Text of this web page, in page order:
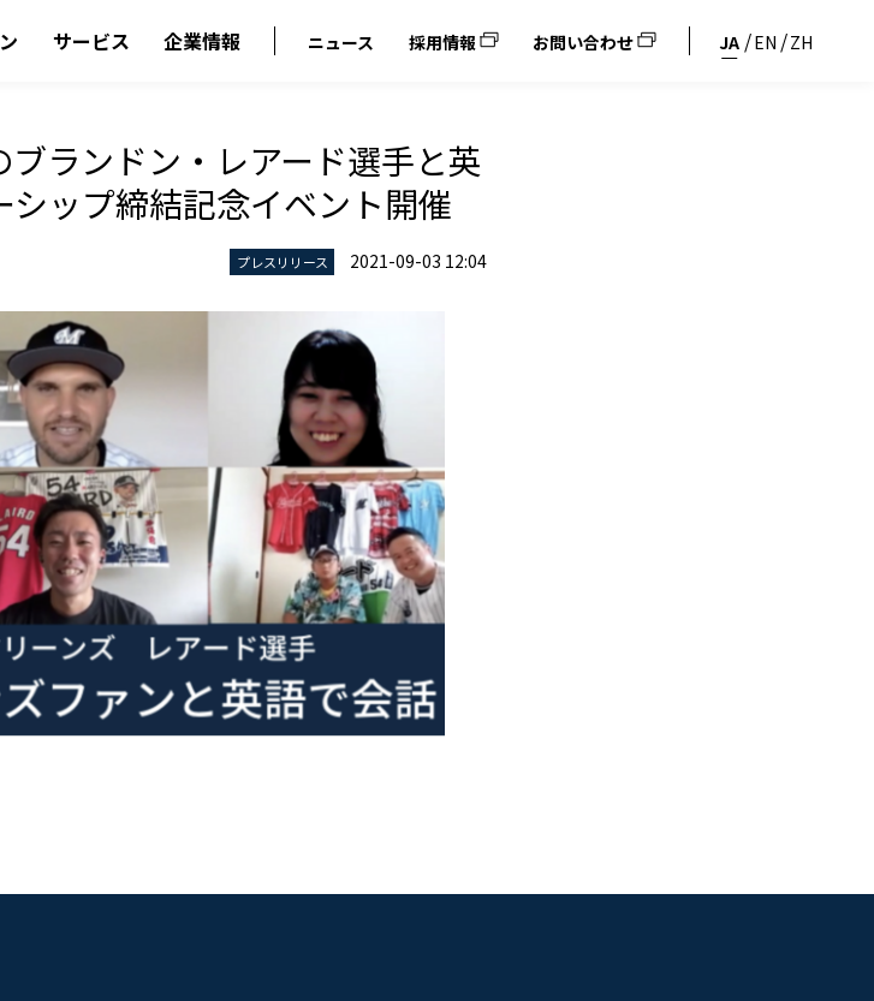
サービス 企業情報 ニュース 採用情報 お問い合わせ JA EN ZH
ランドン・レアード選手と英
ップ締結記念イベント開催
プレスリリース 2021-09-03 12:04